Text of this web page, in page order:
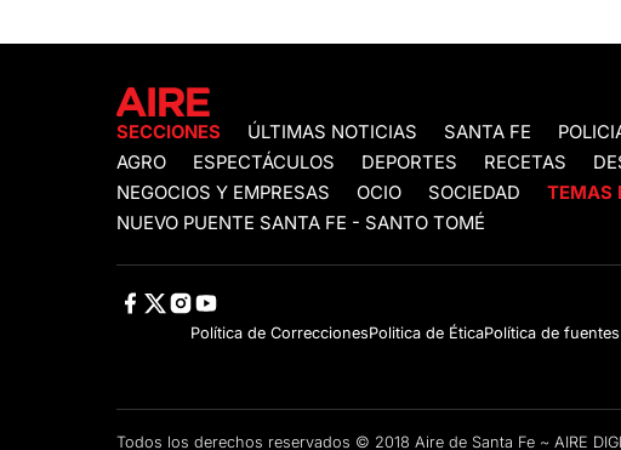
SECCIONES ÚLTIMAS NOTICIAS SANTA FE
AGRO
ESPECTÁCULOS DEPORTES RECETAS
NEGOCIOS Y EMPRESAS
OCIO SOCIEDAD TEMAS
NUEVO PUENTE SANTA FE - SANTO TOMÉ
Política de CorreccionesPolitica de ÉticaPolítica de
Todos los derechos reservados © 2018 Aire de Santa Fe ~ AIRE